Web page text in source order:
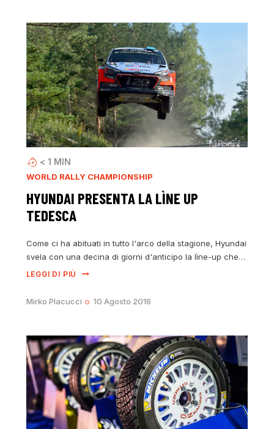
< 1 MIN
WORLD RALLY CHAMPIONSHIP
HYUNDAI PRESENTA LA LÌNE UP
TEDESCA
Come ci ha abituati in tutto l'arco della stagione, Hyundai
svela con una decina di giorni d'anticipo la lìne-up che…
LEGGI DI PIÙ
Mirko Placucci 10 Agosto 2016